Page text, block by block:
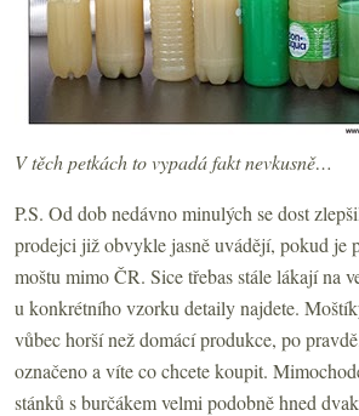
V těch petkách to vypadá fakt nevkusně…
P.S. Od dob nedávno minulých se dost
prodejci již obvykle jasně uvádějí, pokud je
moštu mimo ČR. Sice třebas stále lákají na
u konkrétního vzorku detaily najdete.
vůbec horší než domácí produkce, po
označeno a víte co chcete koupit.
stánků s burčákem velmi podobně hned